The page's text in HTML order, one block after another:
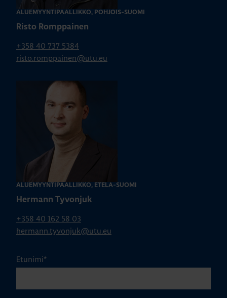
ALUEMYYNTIPÄÄLLIKKÖ, POHJOIS-SUOMI
Risto Romppainen
+358 40 737 5384
risto.romppainen@utu.eu
ALUEMYYNTIPÄÄLLIKKÖ, ETELÄ-SUOMI
Hermann Tyvonjuk
+358 40 162 58 03
hermann.tyvonjuk@utu.eu
Etunimi*